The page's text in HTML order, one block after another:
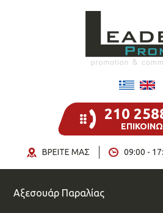
210
09:00 -
ΒΡΕΙΤΕ ΜΑΣ
Αξεσουάρ Παραλίας